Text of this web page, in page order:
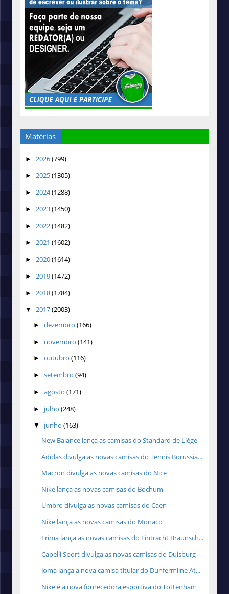
Matérias
► 2026(799)
► 2025(1305)
► 2024(1288)
► 2023(1450)
► 2022(1482)
► 2021 (1602)
► 2020(1614)
► 2019(1472)
► 2018(1784)
▼ 2017(2003)
► dezembro (166)
► novembro (141)
► outubro (116)
► setembro (94)
► agosto (171)
► julho (248)
▼ junho (163)
New Balance lança as camisas do Standard de Liège
Adidas divulga as novas camisas do Tennis Borussia...
Macron divulga as novas camisas do Nice
Nike lança as novas camisas do Bochum
Umbro divulga as novas camisas do Caen
Nike lança as novas camisas do Monaco
Erima lança as novas camisas do Eintracht Braunsch...
Capelli Sport divulga as novas camisas do Duisburg
Joma lança a nova camisa titular do Dunfermline At...
Nike é a nova fornecedora esportiva do Tottenham